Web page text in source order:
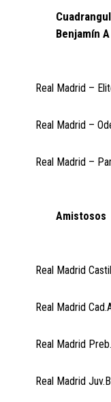
Benjamín
Real Madrid –
Real Madrid –
Real Madrid –
Amistosos
Real Madrid
Real Madrid
Real Madrid
Real Madrid